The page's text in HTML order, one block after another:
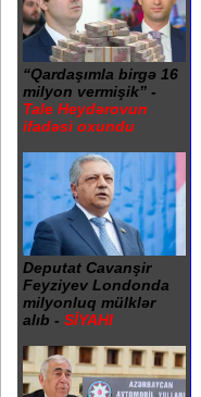
“Qardaşımla birgə 16
milyon vermişik” -
Tale Heydərovun
ifadəsi oxundu
Deputat Cavanşir
Feyziyev Londonda
milyonluq mülklər
alıb - SİYAHI